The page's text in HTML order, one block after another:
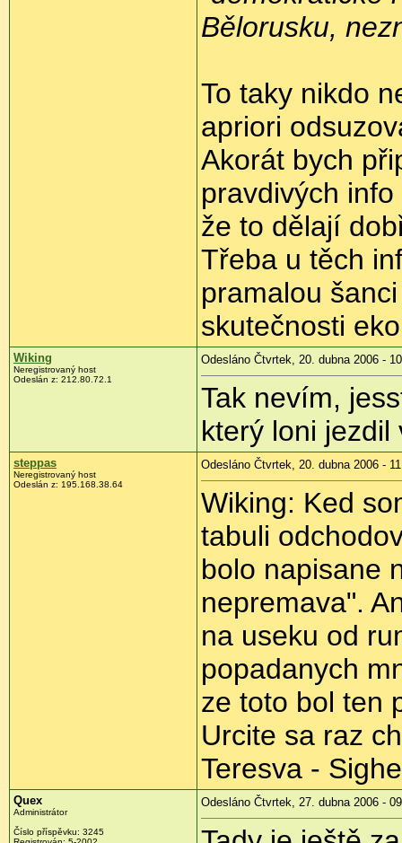
Bělorusku,
To taky nikdo
apriori
Akorát bych
pravdivých
že to dělají
Třeba u těch
pramalou
skutečnosti
Wiking
Neregistrovaný host
Odeslán z: 212.80.72.1
Odesláno Čtvrtek, 20. dubna 2006 -
Tak nevím,
který loni
steppas
Neregistrovaný host
Odeslán z: 195.168.38.64
Odesláno Čtvrtek, 20. dubna 2006 -
Wiking: Ked
tabuli
bolo napisane
nepremava".
na useku od
popadanych
ze toto bol ten
Urcite sa raz
Teresva -
Quex
Administrátor
Číslo příspěvku: 3245
Odesláno Čtvrtek, 27. dubna 2006 -